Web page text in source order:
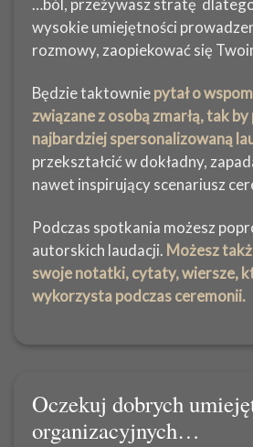
…ból, przeżywasz stratę
wysokie umiejętności
rozmowy, zaopiekować się
Będzie taktowniepytał o
związane z osobą zmarłą, tak
najbardziej spersonalizowaną
przekształcić w dokładny,
nawet inspirujący scenariusz
Podczas spotkania możesz
autorskich laudacji. Możesz
swoje notatki, cytaty, wiersze,
wykorzysta podczas ceremonii.
Oczekuj dobrych
organizacyjnych…